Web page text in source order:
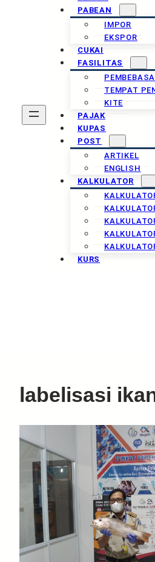
PABEAN
IMPOR
EKSPOR
CUKAI
FASILITAS
TEMPAT
KITE
PAJAK
KUPAS
POST
ARTIKEL
ENGLISH
KALKULATOR
KURS
labelisasi